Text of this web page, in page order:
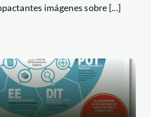
imágenes sobre [...]